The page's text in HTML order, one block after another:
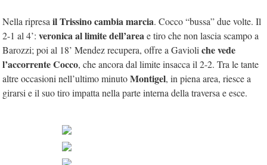
Nella ripresa il Trissino cambia marcia. Cocco “bussa” due volte. Il
2-1 al 4’: veronica al limite dell’areae tiro che non lascia scampo a
Barozzi; poi al 18’ Mendez recupera, offre a Gavioli che vede
l’accorrente Cocco, che ancora dal limite insacca il 2-2. Tra le tante
altre occasioni nell’ultimo minutoMontigel, in piena area, riesce a
girarsi e il suo tiro impatta nella parte interna della traversa e esce.